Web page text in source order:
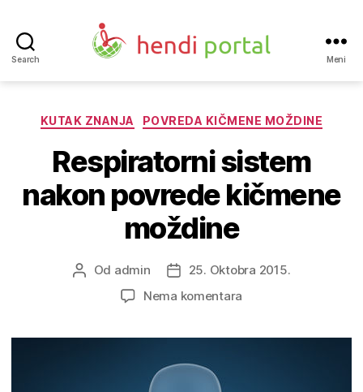
Search
portal
Meni
Kategorije
KUTAK ZNANJA POVREDA KIČMENE MOŽDINE
Respiratorni sistem
nakon povrede kičmene
moždine
Autor
Od admin
Datum
objave
25. Oktobra 2015.
Nema komentara